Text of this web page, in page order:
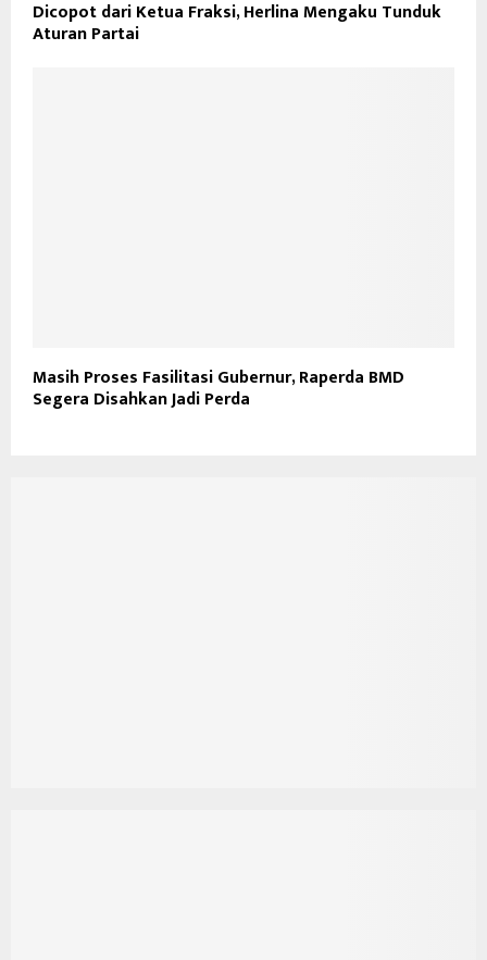
Dicopot dari Ketua Fraksi, Herlina Mengaku Tunduk
Aturan Partai
Masih Proses Fasilitasi Gubernur, Raperda BMD
Segera Disahkan Jadi Perda